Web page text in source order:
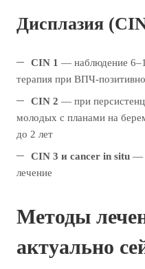
Дисплазия
CIN 1 — наблюдение
терапия при ВПЧ-
CIN 2 — при
молодых с планами на
до 2 лет
CIN 3 и cancer in situ —
лечение
Методы
актуально